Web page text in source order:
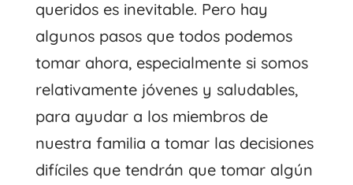
queridos es inevitable. Pero hay
algunos pasos que todos podemos
tomar ahora, especialmente si somos
relativamente jóvenes y saludables,
para ayudar a los miembros de
nuestra familia a tomar las decisiones
difíciles que tendrán que tomar algún